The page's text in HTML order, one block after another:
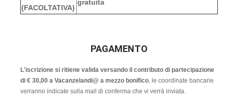
(FACOLTATIVA)
gratuita
PAGAMENTO
L'iscrizione si ritiene valida versando il contributo di partecipazione
di € 30,00 a Vacanzelandi@ a mezzo bonifico , le coordinate bancarie
verranno indicate sulla mail di conferma che vi verrà inviata.